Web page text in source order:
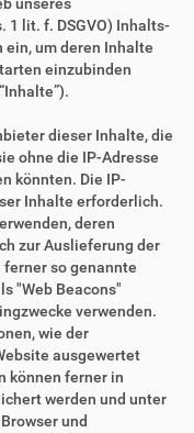
unseres
1 lit. f. DSGVO) Inhalts-
um deren Inhalte
einzubinden
dieser Inhalte, die
ohne die IP-Adresse
könnten. Die IP-
Inhalte erforderlich.
deren
zur Auslieferung der
so genannte
"Web Beacons"
verwenden.
wie der
ausgewertet
können ferner in
werden und unter
und